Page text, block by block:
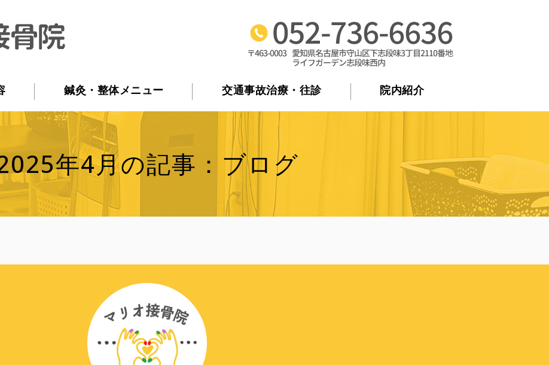
マリオ接骨院｜交通事故の後遺症を残さない治療｜名古屋市守山区
鍼灸・整体メニュー 交通事故治療・往診 院内紹介
年4月の記事：ブログ